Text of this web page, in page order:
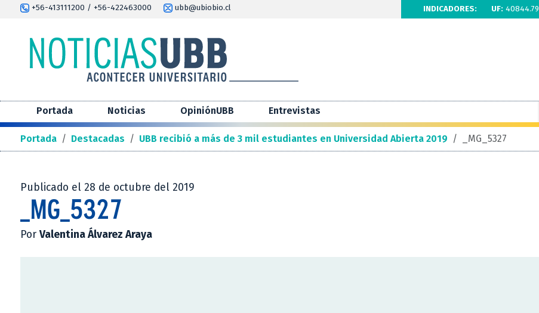
+56-413111200 / +56-422463000 ubb@ubiobio.cl INDICADORES: UF: 40844.79
Portada Noticias OpiniónUBB Entrevistas
Portada / Destacadas / UBB recibió a más de 3 mil estudiantes en Universidad Abierta 2019 / _MG_5327
Publicado el 28 de octubre del 2019
_MG_5327
PorValentina Álvarez Araya